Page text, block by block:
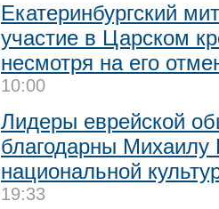
Екатеринбургский
участие в Царском
несмотря на его
10:00
Лидеры еврейской
благодарны Михаилу
национальной
19:33